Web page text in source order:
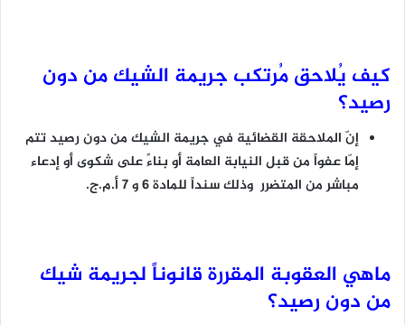
كيف يُلاحق مُرتكب جريمة الشيك من دون
رصيد؟
إنّ الملاحقة القضائية في جريمة الشيك من دون رصيد تتم
إمّا عفواً من قبل النيابة العامة أو بناءً على شكوى أو إدعاء
مباشر من المتضرر وذلك سنداً للمادة 6 و 7 أ.م.ج.
ماهي العقوبة المقررة قانوناً لجريمة شيك
من دون رصيد؟